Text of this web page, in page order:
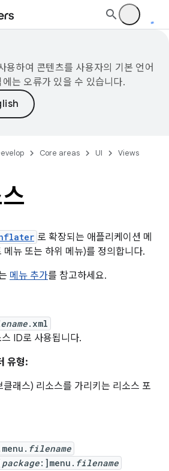
하여 콘텐츠를 사용자의 기본 언어
는 오류가 있을 수 있습니다.
Core areas UI
Views
로 확장되는 애플리케이션 메
뉴 또는 하위 메뉴)를 정의합니다.
메뉴 추가를 참고하세요.
.xml
ID로 사용됩니다.
유형:
클래스) 리소스를 가리키는 리소스 포
filename
package:]menu. filename